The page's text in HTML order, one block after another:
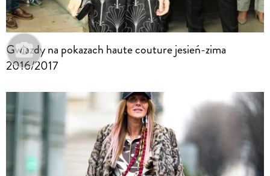
Gwiazdy na pokazach haute couture jesień-zima
2016/2017